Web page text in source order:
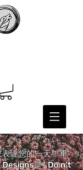
達您的一天！畢
是“ Do n't